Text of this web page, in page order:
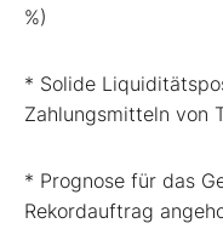
%)
* Solide
Zahlungsmitteln von
* Prognose für das
Rekordauftrag